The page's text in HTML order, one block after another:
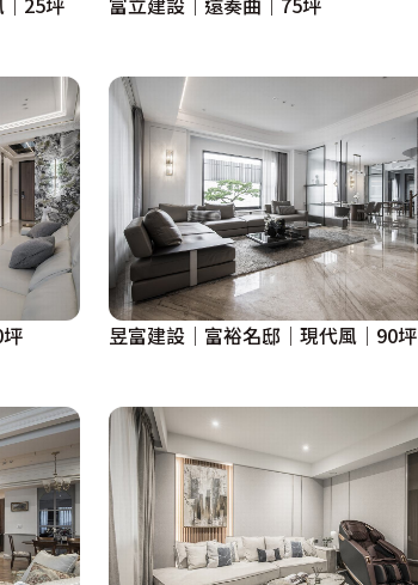
昱富建設│富裕名邸│現代風│90坪